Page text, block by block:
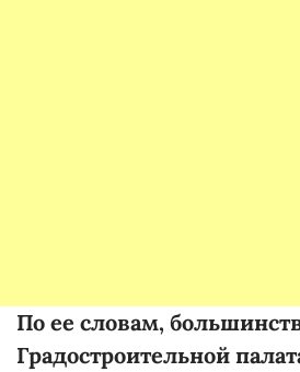
По ее словам,
Градостроительной